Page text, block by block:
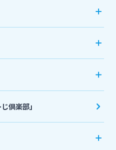
」
iDeCo）
取立
倶楽部」